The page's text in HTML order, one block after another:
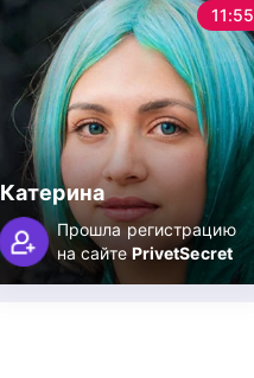
11:55
Катерина
Прошла регистрацию
на сайте PrivetSecret